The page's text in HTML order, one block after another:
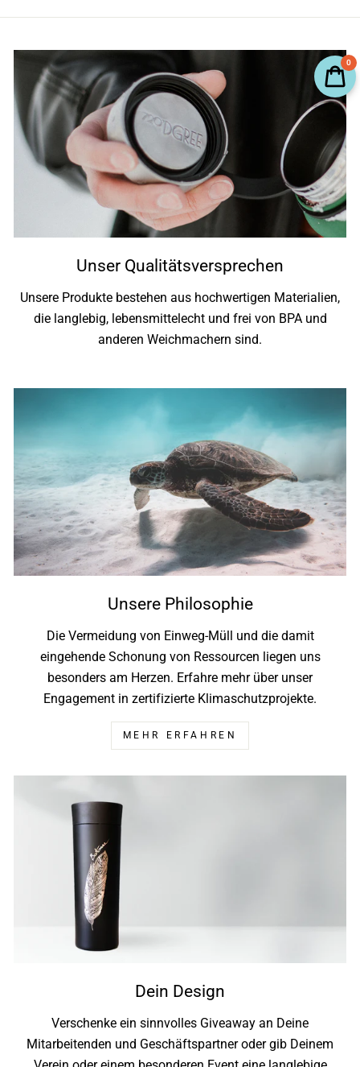
Unser Qualitätsversprechen
Unsere Produkte bestehen aus hochwertigen Materialien,
die langlebig, lebensmittelecht und frei von BPA und
anderen Weichmachern sind.
Unsere Philosophie
Die Vermeidung von Einweg-Müll und die damit
eingehende Schonung von Ressourcen liegen uns
besonders am Herzen. Erfahre mehr über unser
Engagement in zertifizierte Klimaschutzprojekte.
MEHR ERFAHREN
Dein Design
Verschenke ein sinnvolles Giveaway an Deine
Mitarbeitenden und Geschäftspartner oder gib Deinem
0
Hier sind10%
auf deine erste Bestellung
Das ist nur ein kleiner Vorgeschmack der Vorteile, die du als Abonnent erhältst!
ANGEBOT EINLÖSEN
NEIN, DANKE